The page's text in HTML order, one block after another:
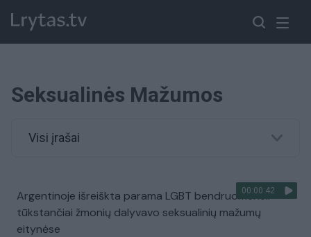
Seksualinės Mažumos
Visi įrašai
00:00:42
Argentinoje išreiškta parama LGBT bendruomenei:
tūkstančiai žmonių dalyvavo seksualinių mažumų
eitynėse